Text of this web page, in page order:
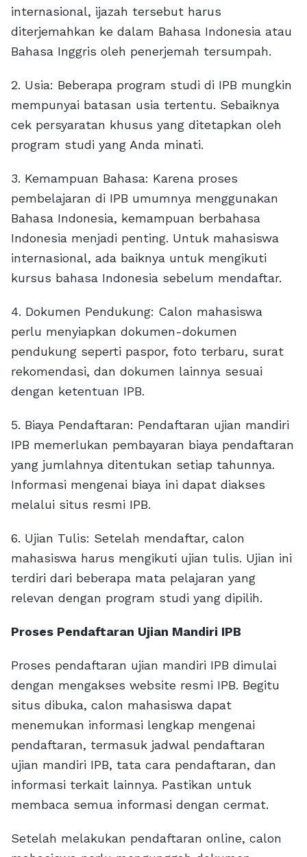
internasional, ijazah tersebut harus
diterjemahkan ke dalam Bahasa Indonesia atau
Bahasa Inggris oleh penerjemah tersumpah.
2. Usia: Beberapa program studi di IPB mungkin
mempunyai batasan usia tertentu. Sebaiknya
cek persyaratan khusus yang ditetapkan oleh
program studi yang Anda minati.
3. Kemampuan Bahasa: Karena proses
pembelajaran di IPB umumnya menggunakan
Bahasa Indonesia, kemampuan berbahasa
Indonesia menjadi penting. Untuk mahasiswa
internasional, ada baiknya untuk mengikuti
kursus bahasa Indonesia sebelum mendaftar.
4. Dokumen Pendukung: Calon mahasiswa
perlu menyiapkan dokumen-dokumen
pendukung seperti paspor, foto terbaru, surat
rekomendasi, dan dokumen lainnya sesuai
dengan ketentuan IPB.
5. Biaya Pendaftaran: Pendaftaran ujian mandiri
IPB memerlukan pembayaran biaya pendaftaran
yang jumlahnya ditentukan setiap tahunnya.
Informasi mengenai biaya ini dapat diakses
melalui situs resmi IPB.
6. Ujian Tulis: Setelah mendaftar, calon
mahasiswa harus mengikuti ujian tulis. Ujian ini
terdiri dari beberapa mata pelajaran yang
relevan dengan program studi yang dipilih.
Proses Pendaftaran Ujian Mandiri IPB
Proses pendaftaran ujian mandiri IPB dimulai
dengan mengakses website resmi IPB. Begitu
situs dibuka, calon mahasiswa dapat
menemukan informasi lengkap mengenai
pendaftaran, termasuk jadwal pendaftaran
ujian mandiri IPB, tata cara pendaftaran, dan
informasi terkait lainnya. Pastikan untuk
membaca semua informasi dengan cermat.
Setelah melakukan pendaftaran online, calon